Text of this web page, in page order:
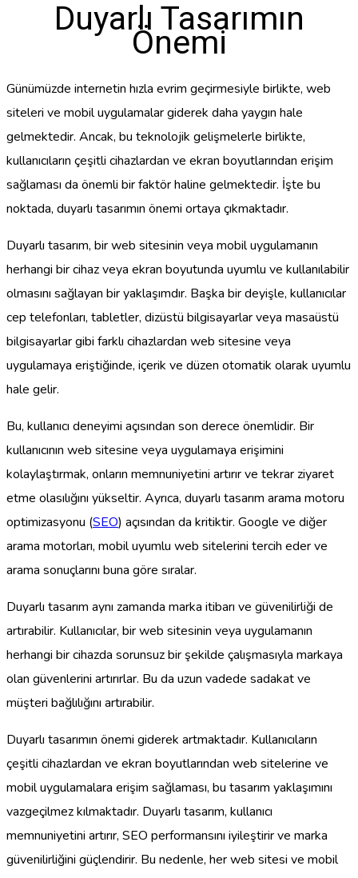
Duyarlı Tasarımın
Önemi
Günümüzde internetin hızla evrim geçirmesiyle birlikte, web
siteleri ve mobil uygulamalar giderek daha yaygın hale
gelmektedir. Ancak, bu teknolojik gelişmelerle birlikte,
kullanıcıların çeşitli cihazlardan ve ekran boyutlarından erişim
sağlaması da önemli bir faktör haline gelmektedir. İşte bu
noktada, duyarlı tasarımın önemi ortaya çıkmaktadır.
Duyarlı tasarım, bir web sitesinin veya mobil uygulamanın
herhangi bir cihaz veya ekran boyutunda uyumlu ve kullanılabilir
olmasını sağlayan bir yaklaşımdır. Başka bir deyişle, kullanıcılar
cep telefonları, tabletler, dizüstü bilgisayarlar veya masaüstü
bilgisayarlar gibi farklı cihazlardan web sitesine veya
uygulamaya eriştiğinde, içerik ve düzen otomatik olarak uyumlu
hale gelir.
Bu, kullanıcı deneyimi açısından son derece önemlidir. Bir
kullanıcının web sitesine veya uygulamaya erişimini
kolaylaştırmak, onların memnuniyetini artırır ve tekrar ziyaret
etme olasılığını yükseltir. Ayrıca, duyarlı tasarım arama motoru
optimizasyonu (SEO) açısından da kritiktir. Google ve diğer
arama motorları, mobil uyumlu web sitelerini tercih eder ve
arama sonuçlarını buna göre sıralar.
Duyarlı tasarım aynı zamanda marka itibarı ve güvenilirliği de
artırabilir. Kullanıcılar, bir web sitesinin veya uygulamanın
herhangi bir cihazda sorunsuz bir şekilde çalışmasıyla markaya
olan güvenlerini artırırlar. Bu da uzun vadede sadakat ve
müşteri bağlılığını artırabilir.
Duyarlı tasarımın önemi giderek artmaktadır. Kullanıcıların
çeşitli cihazlardan ve ekran boyutlarından web sitelerine ve
mobil uygulamalara erişim sağlaması, bu tasarım yaklaşımını
vazgeçilmez kılmaktadır. Duyarlı tasarım, kullanıcı
memnuniyetini artırır, SEO performansını iyileştirir ve marka
güvenilirliğini güçlendirir. Bu nedenle, her web sitesi ve mobil